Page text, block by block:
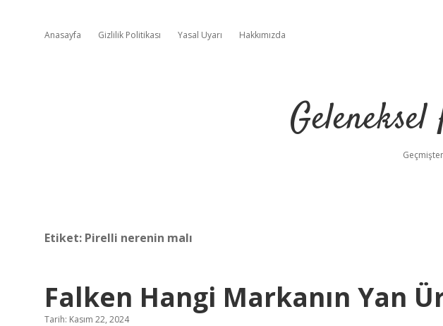
Anasayfa Gizlilik Politikası Yasal Uyarı Hakkımızda
Etiket: Pirelli nerenin malı
Falken Hangi Markanın Yan
Tarih: Kasım 22, 2024